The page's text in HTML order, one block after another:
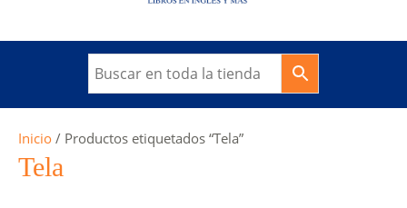
Inicio / Productos etiquetados “Tela”
Tela